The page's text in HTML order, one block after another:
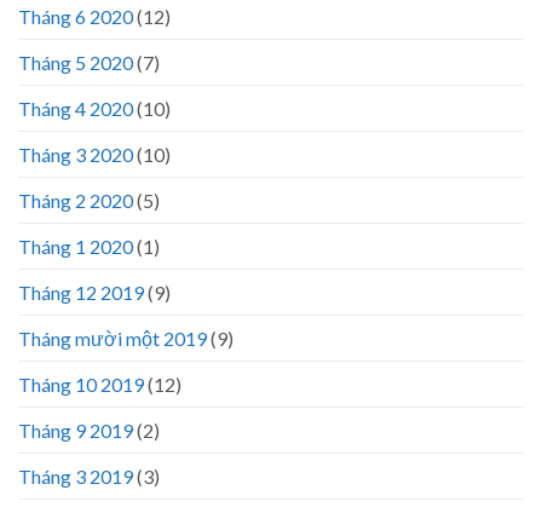
Tháng 6 2020(12)
Tháng 5 2020(7)
Tháng 4 2020(10)
Tháng 3 2020(10)
Tháng 2 2020(5)
Tháng 1 2020(1)
Tháng 12 2019(9)
Tháng mười một 2019(9)
Tháng 10 2019(12)
Tháng 9 2019(2)
Tháng 3 2019(3)